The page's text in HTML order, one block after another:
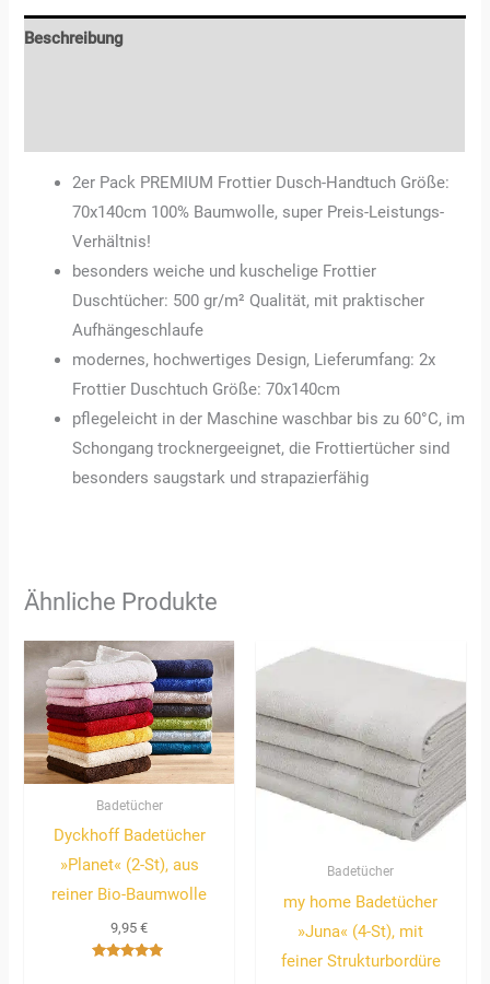
Beschreibung
2er Pack PREMIUM Frottier Dusch-Handtuch Größe:
70x140cm 100% Baumwolle, super Preis-Leistungs-
Verhältnis!
besonders weiche und kuschelige Frottier
Duschtücher: 500 gr/m² Qualität, mit praktischer
Aufhängeschlaufe
modernes, hochwertiges Design, Lieferumfang: 2x
Frottier Duschtuch Größe: 70x140cm
pflegeleicht in der Maschine waschbar bis zu 60°C, im
Schongang trocknergeeignet, die Frottiertücher sind
besonders saugstark und strapazierfähig
Ähnliche Produkte
Badetücher
Dyckhoff Badetücher
»Planet« (2-St), aus
reiner Bio-Baumwolle
9,95€
Badetücher
my home Badetücher
»Juna« (4-St), mit
feiner Strukturbordüre